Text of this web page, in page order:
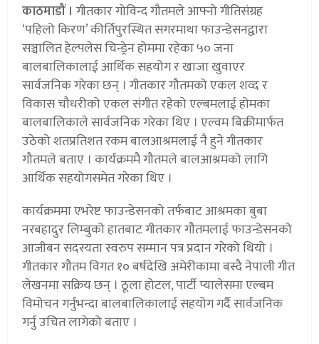
काठमाडौं । गीतकार गोविन्द गौतमले आफ्नो गीतिसंग्रह
‘पहिलो किरण’ कीर्तिपुरस्थित सगरमाथा फाउन्डेसनद्वारा
सञ्चालित हेल्पलेस चिन्ड्रेन होममा रहेका ५० जना
बालबालिकालाई आर्थिक सहयोग र खाजा खुवाएर
सार्वजनिक गरेका छन् । गीतकार गौतमको एकल शव्द र
विकास चौधरीको एकल संगीत रहेको एल्बमलाई होमका
बालबालिकाले सार्वजनिक गरेका थिए । एल्वम बिक्रीमार्फत
उठेको शतप्रतिशत रकम बालआश्रमलाई नै हुने गीतकार
गौतमले बताए । कार्यक्रममै गौतमले बालआश्रमको लागि
आर्थिक सहयोगसमेत गरेका थिए ।
कार्यक्रममा एभरेष्ट फाउन्डेसनको तर्फबाट आश्रमका बुबा
नरबहादुर लिम्बुको हातबाट गीतकार गौतमलाई फाउन्डेसनको
आजीबन सदस्यता स्वरुप सम्मान पत्र प्रदान गरेको थियो ।
गीतकार गौतम विगत १० बर्षदेखि अमेरीकामा बस्दै नेपाली गीत
लेखनमा सक्रिय छन् । ठूला होटल, पार्टी प्यालेसमा एल्बम
विमोचन गर्नुभन्दा बालबालिकालाई सहयोग गर्दै सार्वजनिक
गर्नु उचित लागेको बताए ।